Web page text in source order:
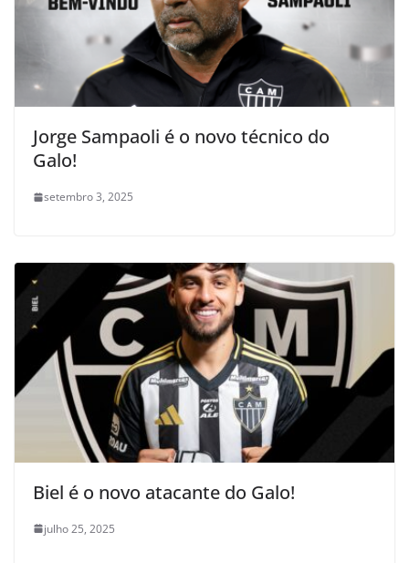
Jorge Sampaoli é o novo técnico do
Galo!
setembro 3, 2025
Biel é o novo atacante do Galo!
julho 25, 2025